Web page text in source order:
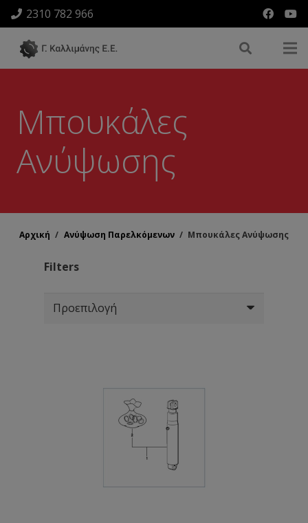
2310 782 966
Μπουκάλες
Ανύψωσης
Αρχική / Ανύψωση Παρελκόμενων / Μπουκάλες Ανύψωσης
Filters